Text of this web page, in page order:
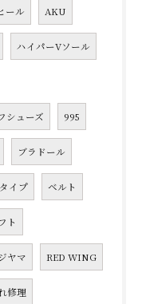
ール AKU
ハイパーVソール
シューズ 995
ブラドール
イプ ベルト
ト
ヤマ RED WING
修理